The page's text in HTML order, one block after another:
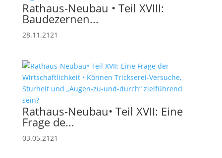
Rathaus-Neubau • Teil XVIII:
Baudezernen...
28.11.2121
Rathaus-Neubau• Teil XVII: Eine
Frage de...
03.05.2121